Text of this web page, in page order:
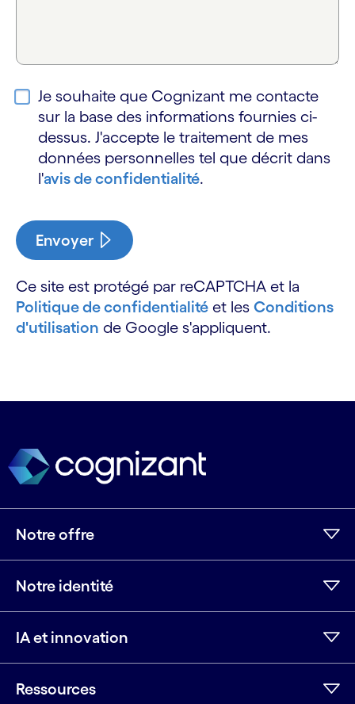
Je souhaite que Cognizant me contacte
sur la base des informations fournies ci-
dessus. J'accepte le traitement de mes
données personnelles tel que décrit dans
l'avis de confidentialité.
Envoyer
Ce site est protégé par reCAPTCHA et la
Politique de confidentialité et les Conditions
d'utilisation de Google s'appliquent.
Notre offre
Notre identité
IA et innovation
Ressources